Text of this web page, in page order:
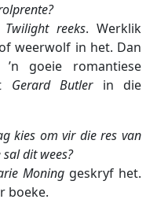
reeks. Werklik
weerwolf in het. Dan
goeie romantiese
Gerard Butlerin die
kies om vir die res van
dit wees?
Moninggeskryf het.
boeke.